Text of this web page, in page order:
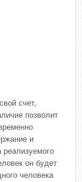
счет,
позволит
и
реализуемого
он будет
человека